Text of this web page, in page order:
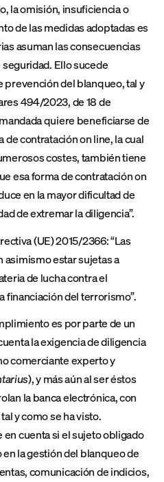
la omisión, insuficiencia o
de las medidas adoptadas es
asuman las consecuencias
Ello sucede
prevención del blanqueo, tal y
494/2023, de 18 de
quiere beneficiarse de
de contratación on line, la cual
costes, también tiene
esa forma de contratación on
en la mayor dificultad de
de extremar la diligencia”.
(UE) 2015/2366: “Las
asimismo estar sujetas a
de lucha contra el
financiación del terrorismo”.
es por parte de un
la exigencia de diligencia
comerciante experto y
), y más aún al ser éstos
la banca electrónica, con
y como se ha visto.
cuenta si el sujeto obligado
la gestión del blanqueo de
comunicación de indicios,